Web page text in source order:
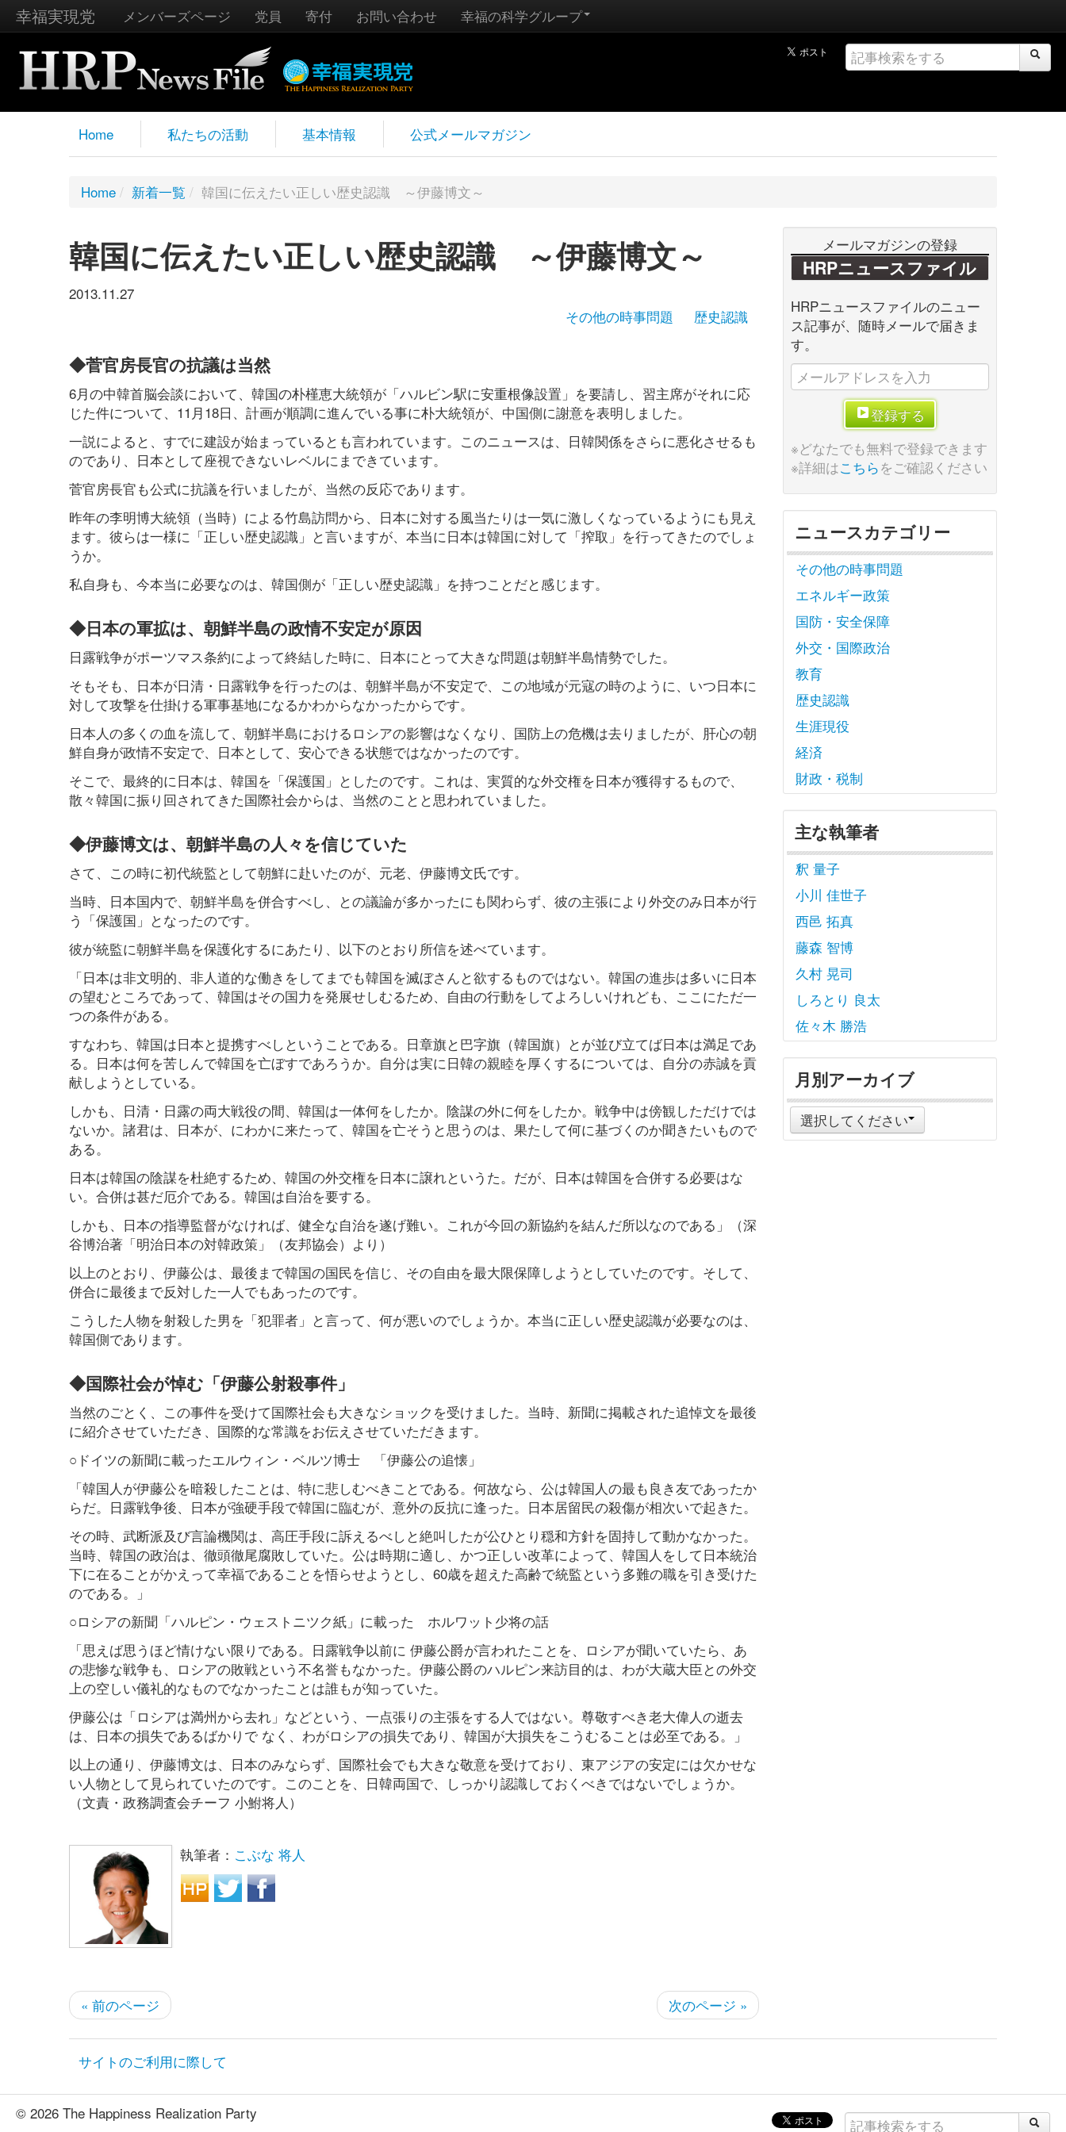
幸福実現党 メンバーズページ 党員 寄付 お問い合わせ 幸福の科学グループ
Home 私たちの活動 基本情報 公式メールマガジン
Home / 新着一覧 / 韓国に伝えたい正しい歴史認識 ～伊藤博文～
韓国に伝えたい正しい歴史認識 ～伊藤博文～
2013.11.27
その他の時事問題
歴史認識
◆菅官房長官の抗議は当然
6月の中韓首脳会談において、韓国の朴槿恵大統領が「ハルビン駅に安重根像設置」を要請し、習主席がそれに応
じた件について、11月18日、計画が順調に進んでいる事に朴大統領が、中国側に謝意を表明しました。
一説によると、すでに建設が始まっているとも言われています。このニュースは、日韓関係をさらに悪化させるも
のであり、日本として座視できないレベルにまできています。
菅官房長官も公式に抗議を行いましたが、当然の反応であります。
昨年の李明博大統領（当時）による竹島訪問から、日本に対する風当たりは一気に激しくなっているようにも見え
ます。彼らは一様に「正しい歴史認識」と言いますが、本当に日本は韓国に対して「搾取」を行ってきたのでしょ
うか。
私自身も、今本当に必要なのは、韓国側が「正しい歴史認識」を持つことだと感じます。
◆日本の軍拡は、朝鮮半島の政情不安定が原因
日露戦争がポーツマス条約によって終結した時に、日本にとって大きな問題は朝鮮半島情勢でした。
そもそも、日本が日清・日露戦争を行ったのは、朝鮮半島が不安定で、この地域が元寇の時のように、いつ日本に
対して攻撃を仕掛ける軍事基地になるかわからなかったからです。
日本人の多くの血を流して、朝鮮半島におけるロシアの影響はなくなり、国防上の危機は去りましたが、肝心の朝
鮮自身が政情不安定で、日本として、安心できる状態ではなかったのです。
そこで、最終的に日本は、韓国を「保護国」としたのです。これは、実質的な外交権を日本が獲得するもので、
散々韓国に振り回されてきた国際社会からは、当然のことと思われていました。
◆伊藤博文は、朝鮮半島の人々を信じていた
さて、この時に初代統監として朝鮮に赴いたのが、元老、伊藤博文氏です。
当時、日本国内で、朝鮮半島を併合すべし、との議論が多かったにも関わらず、彼の主張により外交のみ日本が行
う「保護国」となったのです。
彼が統監に朝鮮半島を保護化するにあたり、以下のとおり所信を述べています。
「日本は非文明的、非人道的な働きをしてまでも韓国を滅ぼさんと欲するものではない。韓国の進歩は多いに日本
の望むところであって、韓国はその国力を発展せしむるため、自由の行動をしてよろしいけれども、ここにただ一
つの条件がある。
すなわち、韓国は日本と提携すべしということである。日章旗と巴字旗（韓国旗）とが並び立てば日本は満足であ
る。日本は何を苦しんで韓国を亡ぼすであろうか。自分は実に日韓の親睦を厚くするについては、自分の赤誠を貢
献しようとしている。
しかも、日清・日露の両大戦役の間、韓国は一体何をしたか。陰謀の外に何をしたか。戦争中は傍観しただけでは
ないか。諸君は、日本が、にわかに来たって、韓国を亡そうと思うのは、果たして何に基づくのか聞きたいもので
ある。
日本は韓国の陰謀を杜絶するため、韓国の外交権を日本に譲れというた。だが、日本は韓国を合併する必要はな
い。合併は甚だ厄介である。韓国は自治を要する。
しかも、日本の指導監督がなければ、健全な自治を遂げ難い。これが今回の新協約を結んだ所以なのである」（深
谷博治著「明治日本の対韓政策」（友邦協会）より）
以上のとおり、伊藤公は、最後まで韓国の国民を信じ、その自由を最大限保障しようとしていたのです。そして、
併合に最後まで反対した一人でもあったのです。
こうした人物を射殺した男を「犯罪者」と言って、何が悪いのでしょうか。本当に正しい歴史認識が必要なのは、
韓国側であります。
◆国際社会が悼む「伊藤公射殺事件」
当然のごとく、この事件を受けて国際社会も大きなショックを受けました。当時、新聞に掲載された追悼文を最後
に紹介させていただき、国際的な常識をお伝えさせていただきます。
○ドイツの新聞に載ったエルウィン・ベルツ博士 「伊藤公の追懐」
「韓国人が伊藤公を暗殺したことは、特に悲しむべきことである。何故なら、公は韓国人の最も良き友であったか
らだ。日露戦争後、日本が強硬手段で韓国に臨むが、意外の反抗に逢った。日本居留民の殺傷が相次いで起きた。
その時、武断派及び言論機関は、高圧手段に訴えるべしと絶叫したが公ひとり穏和方針を固持して動かなかった。
当時、韓国の政治は、徹頭徹尾腐敗していた。公は時期に適し、かつ正しい改革によって、韓国人をして日本統治
下に在ることがかえって幸福であることを悟らせようとし、60歳を超えた高齢で統監という多難の職を引き受けた
のである。」
○ロシアの新聞「ハルピン・ウェストニツク紙」に載った ホルワット少将の話
「思えば思うほど情けない限りである。日露戦争以前に 伊藤公爵が言われたことを、ロシアが聞いていたら、あ
の悲惨な戦争も、ロシアの敗戦という不名誉もなかった。伊藤公爵のハルピン来訪目的は、わが大蔵大臣との外交
上の空しい儀礼的なものでなかったことは誰もが知っていた。
伊藤公は「ロシアは満州から去れ」などという、一点張りの主張をする人ではない。尊敬すべき老大偉人の逝去
は、日本の損失であるばかりで なく、わがロシアの損失であり、韓国が大損失をこうむることは必至である。」
以上の通り、伊藤博文は、日本のみならず、国際社会でも大きな敬意を受けており、東アジアの安定には欠かせな
い人物として見られていたのです。このことを、日韓両国で、しっかり認識しておくべきではないでしょうか。
（文責・政務調査会チーフ 小鮒将人）
執筆者： こぶな 将人
« 前のページ 次のページ »
メールマガジンの登録
HRPニュースファイル
HRPニュースファイルのニュー
ス記事が、随時メールで届きま
す。
登録する
※どなたでも無料で登録できます
※詳細はこちらをご確認ください
ニュースカテゴリー
その他の時事問題
エネルギー政策
国防・安全保障
外交・国際政治
教育
歴史認識
生涯現役
経済
財政・税制
主な執筆者
釈 量子
小川 佳世子
西邑 拓真
藤森 智博
久村 晃司
しろとり 良太
佐々木 勝浩
月別アーカイブ
選択してください
サイトのご利用に際して
© 2026 The Happiness Realization Party